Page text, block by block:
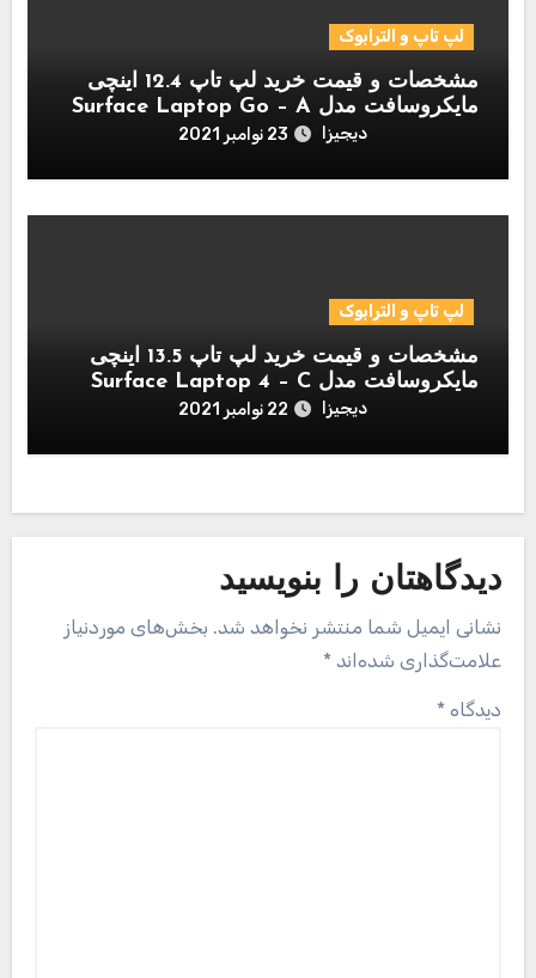
لپ تاپ و الترابوک
مشخصات و قیمت خرید لپ تاپ 12.4 اینچی
مایکروسافت مدل Surface Laptop Go – A
دیجیزا 23 نوامبر 2021
لپ تاپ و الترابوک
مشخصات و قیمت خرید لپ تاپ 13.5 اینچی
مایکروسافت مدل Surface Laptop 4 – C
دیجیزا 22 نوامبر 2021
دیدگاهتان را بنویسید
نشانی ایمیل شما منتشر نخواهد شد. بخش‌های موردنیاز
علامت‌گذاری شده‌اند *
دیدگاه *